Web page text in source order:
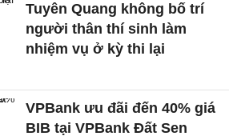
Tuyên Quang không bố trí
người thân thí sinh làm
nhiệm vụ ở kỳ thi lại
VPBank ưu đãi đến 40% giá
BIB tại VPBank Đất Sen